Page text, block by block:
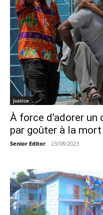
Justice
À force d’adorer
par goûter à la mort
Senior Editor - 23/08/2023